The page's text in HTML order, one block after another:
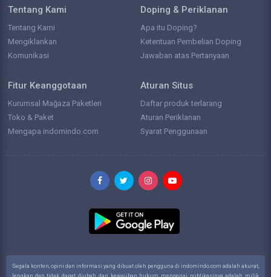
Tentang Kami
Tentang Kami
Mengiklankan
Komunikasi
Doping & Periklanan
Apa itu Doping?
Ketentuan Pembelian Doping
Jawaban atas Pertanyaan
Fitur Keanggotaan
Kurumsal Mağaza Paketleri
Toko & Paket
Mengapa indomindo.com
Aturan Situs
Daftar produk terlarang
Aturan Periklanan
Syarat Penggunaan
Segala konten, opini dan informasi yang dibuat oleh pengguna di indomindo.com adalah akurat,